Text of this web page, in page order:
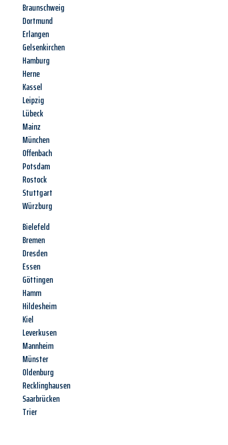
Braunschweig
Dortmund
Erlangen
Gelsenkirchen
Hamburg
Herne
Kassel
Leipzig
Lübeck
Mainz
München
Offenbach
Potsdam
Rostock
Stuttgart
Würzburg
Bielefeld
Bremen
Dresden
Essen
Göttingen
Hamm
Hildesheim
Kiel
Leverkusen
Mannheim
Münster
Oldenburg
Recklinghausen
Saarbrücken
Trier